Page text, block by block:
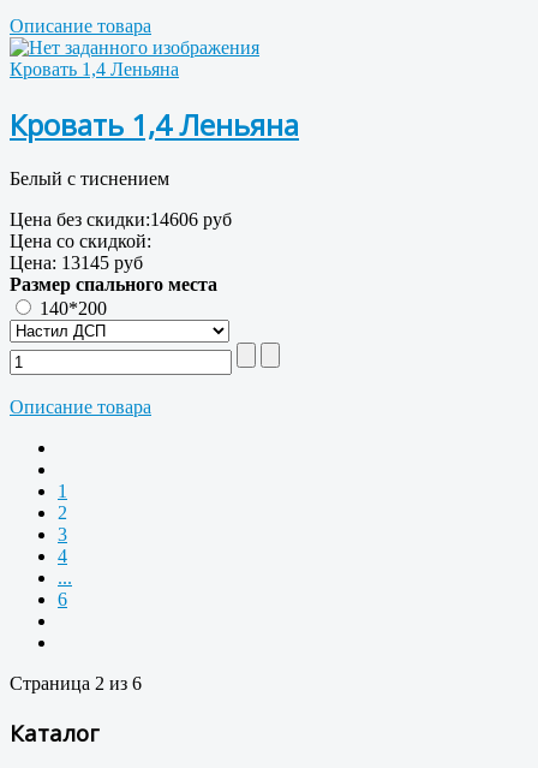
Описание товара
Кровать 1,4 Леньяна
Кровать 1,4 Леньяна
Белый с тиснением
Цена без скидки:14606 руб
Цена со скидкой:
Цена: 13145 руб
Размер спального места
140*200
Описание товара
1
2
3
4
...
6
Страница 2 из 6
Каталог